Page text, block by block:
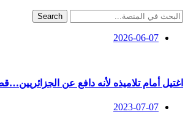
Search
2026-06-07
اغتيل أمام تلاميذه لأنه دافع عن
2023-07-07